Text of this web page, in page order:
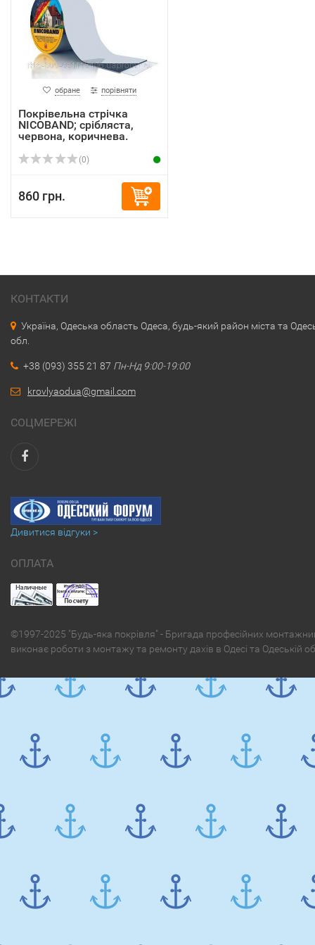
обране порівняти
Покрівельна стрічка
NICOBAND; срібляста,
червона, коричнева.
(0)
860 грн.
КОНТАКТИ
Україна, Одеська область Одеса, будь-який район міста та
обл.
+38 (093) 355 21 87 Пн-Нд 9:00-19:00
krovlyaodua@gmail.com
СОЦМЕРЕЖІ
Дивитися відгуки >
ОПЛАТА
©1997-2025 "Будь-яка покрівля" - Бригада професійних
виконає роботи з монтажу та ремонту дахів в Одесі та Одеській